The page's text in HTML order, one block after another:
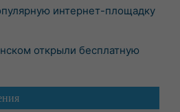
интернет-площадку
открыли бесплатную